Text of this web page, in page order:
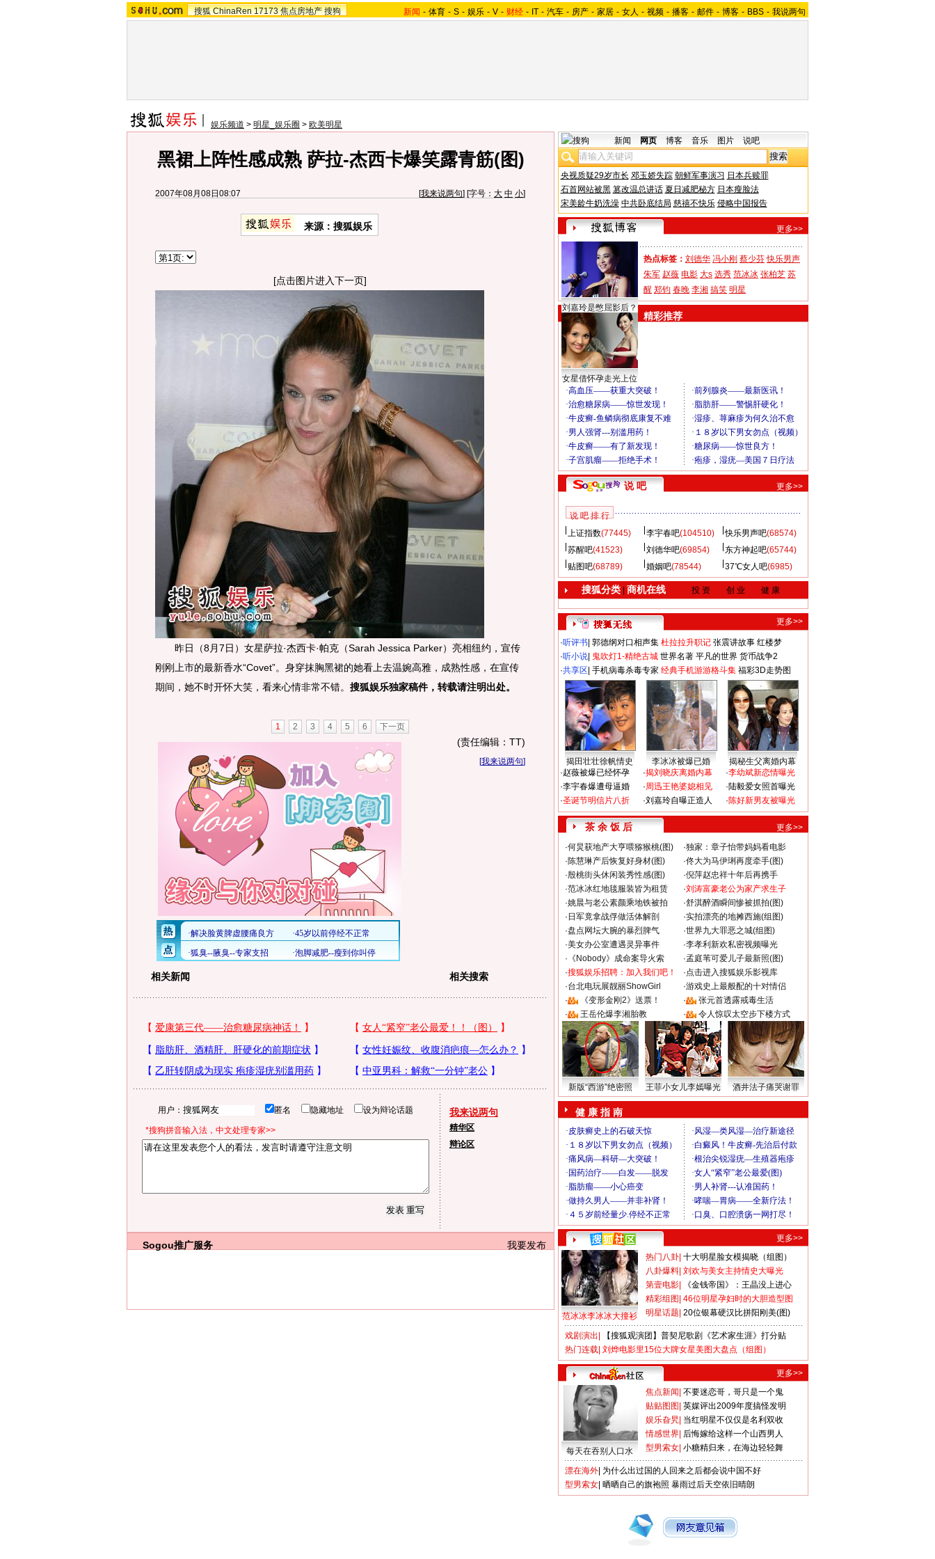
搜狐 ChinaRen 17173 焦点房地产 搜狗 新闻 - 体育 - S - 娱乐 - V - 财经 - IT - 汽车 - 房产 - 家居 - 女人 - 视频 - 播客 - 邮件 - 博客 - BBS - 我说两句
娱乐频道 > 明星_娱乐圈 > 欧美明星
黑裙上阵性感成熟 萨拉-杰西卡爆笑露青筋(图)
2007年08月08日08:07 [我来说两句] [字号： 大 中 小]
来源：搜狐娱乐
[点击图片进入下一页]
昨日（8月7日）女星萨拉·杰西卡·帕克（Sarah Jessica Parker）亮相纽约，宣传
刚刚上市的最新香水“Covet”。身穿抹胸黑裙的她看上去温婉高雅，成熟性感，在宣传
期间，她不时开怀大笑，看来心情非常不错。 搜狐娱乐独家稿件，转载请注明出处。
1 2 3 4 5 6 下一页
(责任编辑：TT)
[我来说两句]
相关新闻 相关搜索
用户： 匿名 隐藏地址 设为辩论话题
*搜狗拼音输入法，中文处理专家>>
我来说两句
精华区
辩论区
我要发布
Sogou推广服务
新闻 网页 博客 音乐 图片 说吧
央视质疑29岁市长 邓玉娇失踪 朝鲜军事演习 日本兵赎罪
石首网站被黑 篡改温总讲话 夏日减肥秘方 日本瘦脸法
宋美龄牛奶洗澡 中共卧底结局 慈禧不快乐 侵略中国报告
更多>>
刘嘉玲是憋屈影后？
女星借怀孕走光上位
热点标签： 刘德华 冯小刚 蔡少芬 快乐男声
朱军 赵薇 电影 大s 选秀 范冰冰 张柏芝 苏
醒 郑钧 春晚 李湘 搞笑 明星
精彩推荐
说 吧 更多>>
说 吧 排 行
上证指数(77445) 李宇春吧(104510) 快乐男声吧(68574)
苏醒吧(41523) 刘德华吧(69854) 东方神起吧(65744)
贴图吧(68789) 婚姻吧(78544) 37℃女人吧(6985)
搜狐分类| 商机在线 投 资 创 业 健 康
更多>>
·听评书 郭德纲对口相声集 杜拉拉升职记 张震讲故事 红楼梦
·听小说 鬼吹灯1-精绝古城 世界名著 平凡的世界 货币战争2
·共享区 手机病毒杀毒专家 经典手机游游格斗集 福彩3D走势图
揭田壮壮徐帆情史 李冰冰被爆已婚
揭秘生父离婚内幕
·赵薇被爆已经怀孕
·李宇春爆遭母逼婚
·圣诞节明信片八折
·揭刘晓庆离婚内幕
·周迅王艳婆媳相见
·刘嘉玲自曝正造人
·李幼斌新恋情曝光
·陆毅爱女照首曝光
·陈好新男友被曝光
茶 余 饭 后
更多>>
·何炅获地产大亨喂猕猴桃(图) ·独家：章子怡带妈妈看电影
·陈慧琳产后恢复好身材(图) ·佟大为马伊琍再度牵手(图)
·殷桃街头休闲装秀性感(图) ·倪萍赵忠祥十年后再携手
·范冰冰红地毯服装皆为租赁 ·刘涛富豪老公为家产求生子
·姚晨与老公素颜乘地铁被拍 ·舒淇醉酒瞬间惨被抓拍(图)
· 日军竟拿战俘做活体解剖 ·实拍漂亮的地摊西施(组图)
·盘点网坛大腕的暴烈脾气 ·世界九大罪恶之城(组图)
·美女办公室遭遇灵异事件 ·李孝利新欢私密视频曝光
· 《Nobody》成命案导火索 ·孟庭苇可爱儿子最新照(图)
·搜狐娱乐招聘：加入我们吧！ ·点击进入搜狐娱乐影视库
·台北电玩展靓丽ShowGirl ·游戏史上最般配的十对情侣
·
《变形金刚2》送票！ ·
张元首透露戒毒生活
·
王岳伦爆李湘胎教 · 令人惊叹太空步下楼方式
新版“西游”绝密照 王菲小女儿李嫣曝光 酒井法子痛哭谢罪
健 康 指 南
更多>>
范冰冰李冰冰大撞衫
热门八卦 十大明星脸女模揭晓（组图）
八卦爆料 刘欢与美女主持情史大曝光
第壹电影
《金钱帝国》：王晶没上进心
精彩组图 46位明星孕妇时的大胆造型图
明星话题 20位银幕硬汉比拼阳刚美(图)
戏剧演出
【搜狐观演团】普契尼歌剧《艺术家生涯》打分贴
热门连载 刘烨电影里15位大牌女星美图大盘点（组图）
更多>>
每天在吞别人口水
焦点新闻 不要迷恋哥，哥只是一个鬼
贴贴图图 英媒评出2009年度搞怪发明
娱乐旮旯 当红明星不仅仅是名利双收
情感世界 后悔嫁给这样一个山西男人
型男索女 小糖精归来，在海边轻轻舞
漂在海外 为什么出过国的人回来之后都会说中国不好
型男索女 晒晒自己的旗袍照 暴雨过后天空依旧晴朗